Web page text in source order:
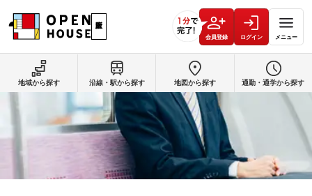
会員登録 ログイン メニュー
地域から探す 沿線・駅から探す 地図から探す 通勤・通学から探す